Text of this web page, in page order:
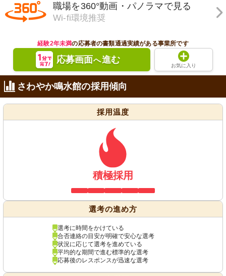
職場を360°動画・パノラマで見る
Wi-fi環境推奨
経験2年未満の応募者の書類通過実績がある事業所です
応募画面へ進む
お気に入り
さわやか鳴水館の採用傾向
採用温度
積極採用
選考の進め方
選考に時間をかけている
合否連絡の目安が明確で安心な選考
状況に応じて選考を進めている
平均的な期間で進む標準的な選考
応募後のレスポンスが迅速な選考